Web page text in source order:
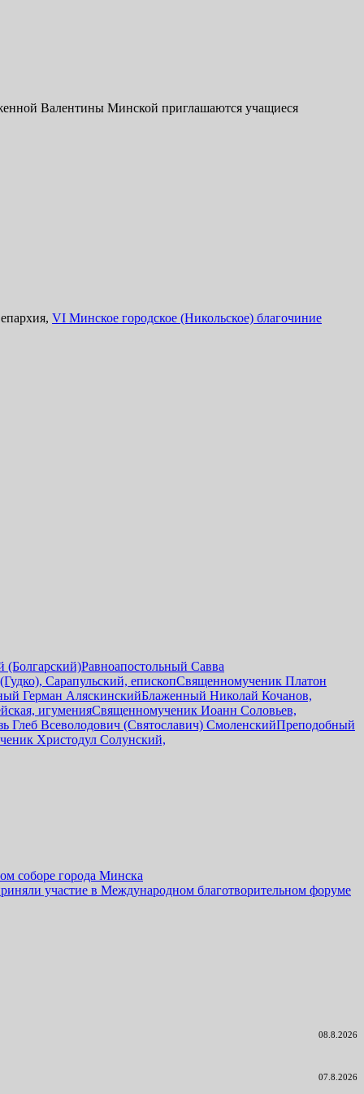
Валентины Минской приглашаются учащиеся
VI Минское городское (Никольское) благочиние
(Болгарский)Равноапостольный Савва
Сарапульский, епископСвященномученик Платон
Герман АляскинскийБлаженный Николай Кочанов,
игуменияСвященномученик Иоанн Соловьев,
Глеб Всеволодович (Святославич) СмоленскийПреподобный
Христодул Солунский,
соборе города Минска
участие в Международном благотворительном форуме
08.8.2026
07.8.2026